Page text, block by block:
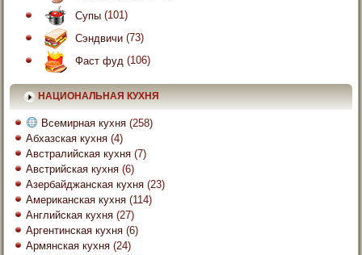
Супы (101)
Сэндвичи (73)
Фаст фуд (106)
НАЦИОНАЛЬНАЯ КУХНЯ
Всемирная кухня (258)
Абхазская кухня (4)
Австралийская кухня (7)
Австрийская кухня (6)
Азербайджанская кухня (23)
Американская кухня (114)
Английская кухня (27)
Аргентинская кухня (6)
Армянская кухня (24)